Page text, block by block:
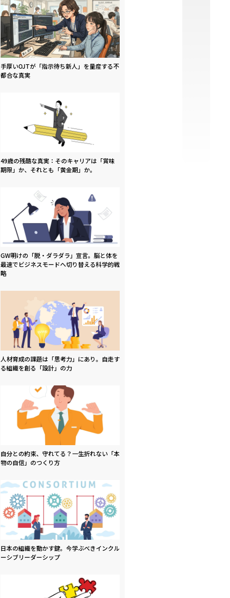
手厚いOJTが「指示待ち新人」を量産する不
都合な真実
49歳の残酷な真実：そのキャリアは「賞味
期限」か、それとも「黄金期」か。
GW明けの「脱・ダラダラ」宣言。脳と体を
最速でビジネスモードへ切り替える科学的戦
略
人材育成の課題は「思考力」にあり。自走す
る組織を創る「設計」の力
自分との約束、守れてる？一生折れない「本
物の自信」のつくり方
日本の組織を動かす鍵。今学ぶべきインクル
ーシブリーダーシップ